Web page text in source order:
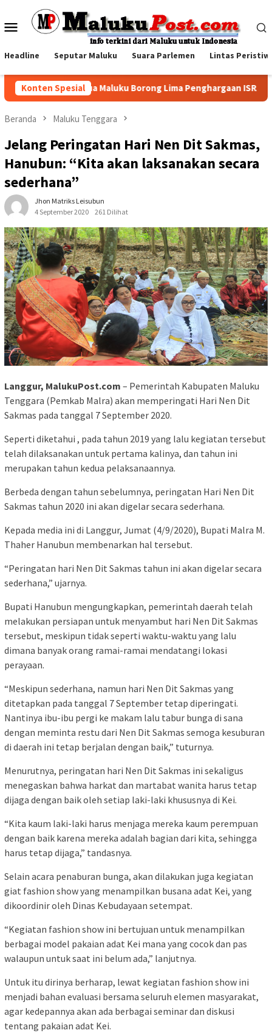
konten
Menu
Headline Seputar Maluku Suara Parlemen Lintas
Konten Spesial
Pertamina Papua Maluku Borong Lima Penghargaan ISRA 2026,
Beranda Maluku Tenggara
Jelang Peringatan Hari Nen Dit Sakmas,
Hanubun: “Kita akan laksanakan secara
sederhana”
Jhon Matriks Leisubun
4 September 2020
261 Dilihat
Langgur, MalukuPost.com – Pemerintah Kabupaten Maluku
Tenggara (Pemkab Malra) akan memperingati Hari Nen Dit
Sakmas pada tanggal 7 September 2020.
Seperti diketahui , pada tahun 2019 yang lalu kegiatan tersebut
telah dilaksanakan untuk pertama kalinya, dan tahun ini
merupakan tahun kedua pelaksanaannya.
Berbeda dengan tahun sebelumnya, peringatan Hari Nen Dit
Sakmas tahun 2020 ini akan digelar secara sederhana.
Kepada media ini di Langgur, Jumat (4/9/2020), Bupati Malra M.
Thaher Hanubun membenarkan hal tersebut.
“Peringatan hari Nen Dit Sakmas tahun ini akan digelar secara
sederhana,” ujarnya.
Bupati Hanubun mengungkapkan, pemerintah daerah telah
melakukan persiapan untuk menyambut hari Nen Dit Sakmas
tersebut, meskipun tidak seperti waktu-waktu yang lalu
dimana banyak orang ramai-ramai mendatangi lokasi
perayaan.
“Meskipun sederhana, namun hari Nen Dit Sakmas yang
ditetapkan pada tanggal 7 September tetap diperingati.
Nantinya ibu-ibu pergi ke makam lalu tabur bunga di sana
dengan meminta restu dari Nen Dit Sakmas semoga kesuburan
di daerah ini tetap berjalan dengan baik,” tuturnya.
Menurutnya, peringatan hari Nen Dit Sakmas ini sekaligus
menegaskan bahwa harkat dan martabat wanita harus tetap
dijaga dengan baik oleh setiap laki-laki khususnya di Kei.
“Kita kaum laki-laki harus menjaga mereka kaum perempuan
dengan baik karena mereka adalah bagian dari kita, sehingga
harus tetap dijaga,” tandasnya.
Selain acara penaburan bunga, akan dilakukan juga kegiatan
giat fashion show yang menampilkan busana adat Kei, yang
dikoordinir oleh Dinas Kebudayaan setempat.
“Kegiatan fashion show ini bertujuan untuk menampilkan
berbagai model pakaian adat Kei mana yang cocok dan pas
walaupun untuk saat ini belum ada,” lanjutnya.
Untuk itu dirinya berharap, lewat kegiatan fashion show ini
menjadi bahan evaluasi bersama seluruh elemen masyarakat,
agar kedepannya akan ada berbagai seminar dan diskusi
tentang pakaian adat Kei.